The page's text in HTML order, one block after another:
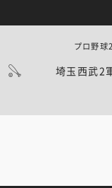
埼玉西武2
プロ野